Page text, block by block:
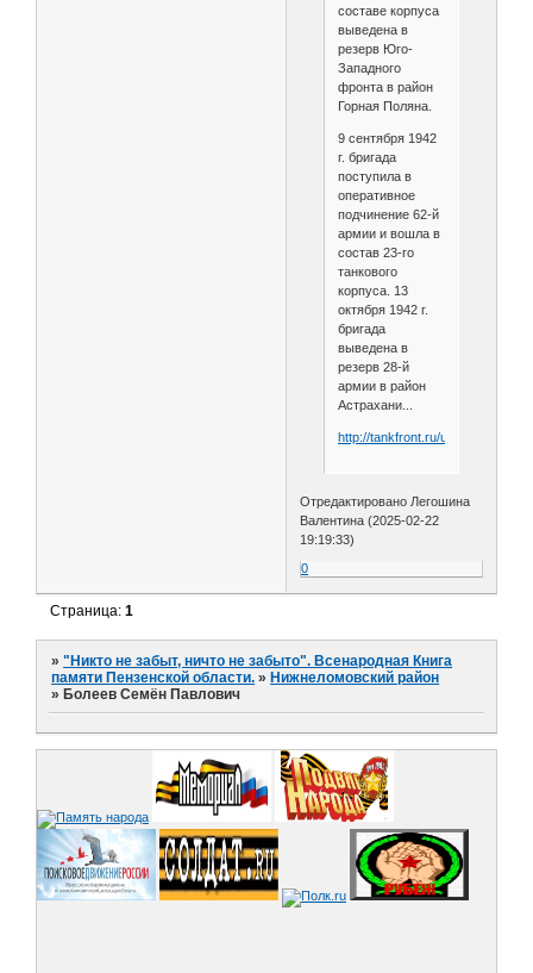
составе корпуса
выведена в
резерв Юго-
Западного
фронта в район
Горная Поляна.
9 сентября 1942
г. бригада
поступила в
оперативное
подчинение 62-й
армии и вошла в
состав 23-го
танкового
корпуса. 13
октября 1942 г.
бригада
выведена в
резерв 28-й
армии в район
Астрахани...
http://tankfront.ru/ussr/tbr/
Отредактировано Легошина
Валентина (2025-02-22
19:19:33)
0
Страница:1
»"Никто не забыт, ничто не забыто". Всенародная Книга
памяти Пензенской области. » Нижнеломовский район
» Болеев Семён Павлович